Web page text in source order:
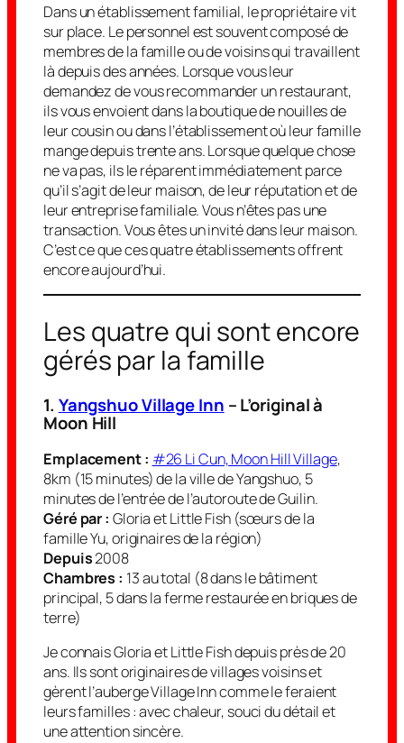
Dans un établissement familial, le propriétaire vit
sur place. Le personnel est souvent composé de
membres de la famille ou de voisins qui travaillent
là depuis des années. Lorsque vous leur
demandez de vous recommander un restaurant,
ils vous envoient dans la boutique de nouilles de
leur cousin ou dans l’établissement où leur famille
mange depuis trente ans. Lorsque quelque chose
ne va pas, ils le réparent immédiatement parce
qu’il s’agit de leur maison, de leur réputation et de
leur entreprise familiale. Vous n’êtes pas une
transaction. Vous êtes un invité dans leur maison.
C’est ce que ces quatre établissements offrent
encore aujourd’hui.
Les quatre qui sont encore
gérés par la famille
1. Yangshuo Village Inn – L’originalà
Moon Hill
Emplacement : #26 Li Cun, Moon Hill Village,
8km (15 minutes) de la ville de Yangshuo, 5
minutes de l’entrée de l’autoroute de Guilin.
Géré par : Gloria et Little Fish (sœurs de la
famille Yu, originaires de la région)
Depuis2008
Chambres : 13 au total (8 dans le bâtiment
principal, 5 dans la ferme restaurée en briques de
terre)
Je connais Gloria et Little Fish depuis près de 20
ans. Ils sont originaires de villages voisins et
gèrent l’auberge Village Inn comme le feraient
leurs familles : avec chaleur, souci du détail et
une attention sincère.